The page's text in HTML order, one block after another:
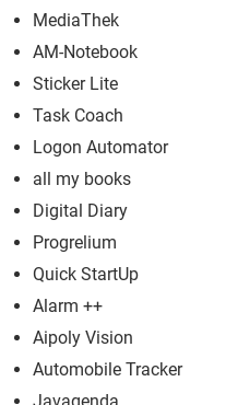
MediaThek
AM-Notebook
Sticker Lite
Task Coach
Logon Automator
all my books
Digital Diary
Progrelium
Quick StartUp
Alarm ++
Aipoly Vision
Automobile Tracker